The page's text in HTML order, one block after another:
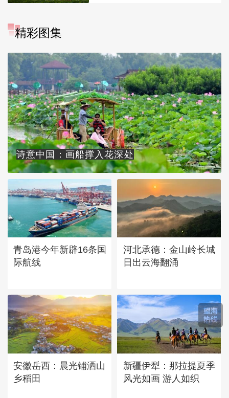
精彩图集
诗意中国：画船撑入花深处
青岛港今年新辟16条国
际航线
河北承德：金山岭长城
日出云海翻涌
安徽岳西：晨光铺洒山
乡稻田
新疆伊犁：那拉提夏季
风光如画 游人如织